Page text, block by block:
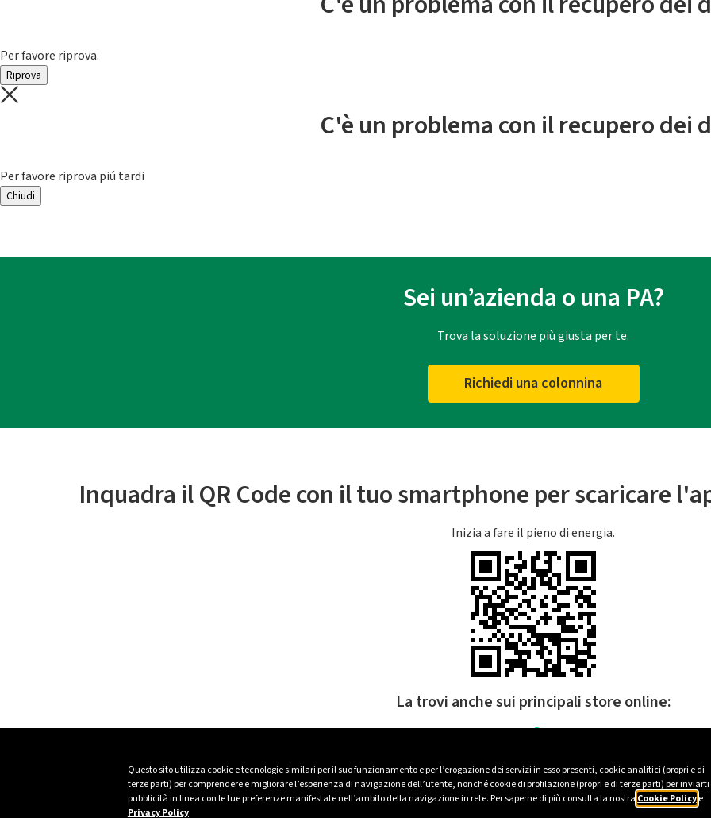
Questo sito utilizza cookie e tecnologie similari per il suo funzionamento e per l’erogazione dei servizi in esso presenti, cookie analitici (propri e di
terze parti) per comprendere e migliorare l’esperienza di navigazione dell’utente, nonché cookie di profilazione (propri e di terze parti) per inviarti
pubblicità in linea con le tue preferenze manifestate nell’ambito della navigazione in rete. Per saperne di più consulta la nostra Cookie Policye
Privacy Policy.
Per favore riprova.
Riprova
C'è un problema con il recupero dei
Per favore riprova piú tardi
Chiudi
Sei un’azienda o una PA?
Trova la soluzione più giusta per te.
Richiedi una colonnina
Inquadra il QR Code con il tuo smartphone per scaricare
Inizia a fare il pieno di energia.
La trovi anche sui principali store online: